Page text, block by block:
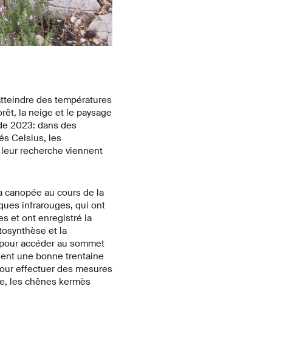
des températures
la neige et le paysage
2023: dans des
Celsius, les
recherche viennent
au cours de la
infrarouges, qui ont
et ont enregistré la
et la
accéder au sommet
une bonne trentaine
effectuer des mesures
les chênes kermès